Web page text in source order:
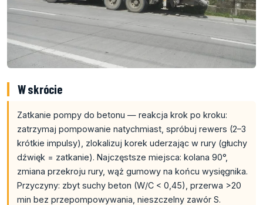
W skrócie
Zatkanie pompy do betonu — reakcja krok po kroku:
zatrzymaj pompowanie natychmiast, spróbuj rewers (2–3
krótkie impulsy), zlokalizuj korek uderzając w rury (głuchy
dźwięk = zatkanie). Najczęstsze miejsca: kolana 90°,
zmiana przekroju rury, wąż gumowy na końcu wysięgnika.
Przyczyny: zbyt suchy beton (W/C < 0,45), przerwa >20
min bez przepompowywania, nieszczelny zawór S.